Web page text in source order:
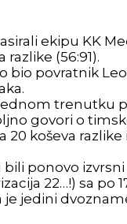
ekipu KK
(56:91).
povratnik
trenutku
govori o
koševa
izvrsni
22…!) sa po
jedini